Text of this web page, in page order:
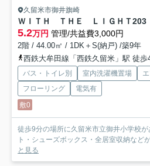
久留米市御井旗崎
ＷＩＴＨ ＴＨＥ ＬＩＧＨＴ203
5.2万円 管理/共益費3,000円
2階 / 44.00㎡ / 1DK＋S(納戸) /築9年
西鉄大牟田線「西鉄久留米」駅 徒歩
バス・トイレ別 室内洗濯機置場
フローリング
電気有
敷0
徒歩9分の場所に久留米市立御井小学校
ト・シューズボックス・全居室収納など
と見る